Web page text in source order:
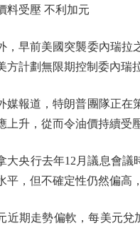
受壓 不利加元
前美國突襲委內瑞拉之
方計劃無限期控制委內瑞
報道，特朗普團隊正在策
上升，從而令油價持續受
行去年12月議息會議時
平，但不確定性仍然偏高
走勢偏軟，每美元兌加